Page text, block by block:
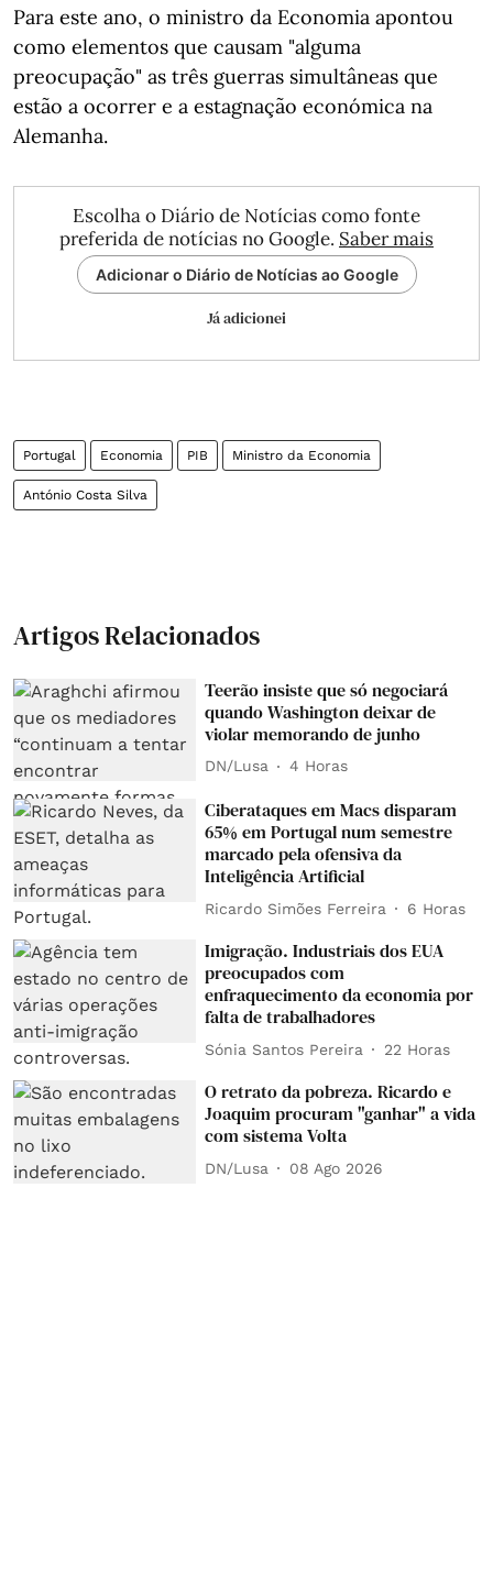
Para este ano, o ministro da Economia apontou
como elementos que causam "alguma
preocupação" as três guerras simultâneas que
estão a ocorrer e a estagnação económica na
Alemanha.
Escolha o Diário de Notícias como fonte
preferida de notícias no Google. Saber mais
Adicionar o Diário de Notícias ao Google
Já adicionei
Portugal Economia PIB Ministro da Economia
António Costa Silva
Artigos Relacionados
Teerão insiste que só negociará
quando Washington deixar de
violar memorando de junho
DN/Lusa 4 Horas
Ciberataques em Macs disparam
65% em Portugal num semestre
marcado pela ofensiva da
Inteligência Artificial
Ricardo Simões Ferreira 6 Horas
Imigração. Industriais dos EUA
preocupados com
enfraquecimento da economia por
falta de trabalhadores
Sónia Santos Pereira 22 Horas
O retrato da pobreza. Ricardo e
Joaquim procuram "ganhar" a vida
com sistema Volta
DN/Lusa 08 Ago 2026